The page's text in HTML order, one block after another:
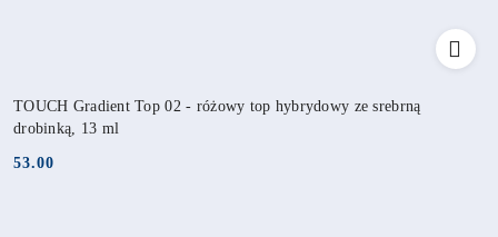
TOUCH Gradient Top 02 - różowy top hybrydowy ze srebrną
drobinką, 13 ml
Cena:
53.00